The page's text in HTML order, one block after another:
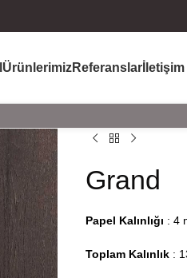
ÜrünlerimizReferanslar İletişim
Grand
Papel Kalınlığı : 4
Toplam Kalınlık :